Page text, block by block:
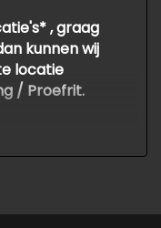
skiluik
, graag
kunnen wij
locatie
/ Proefrit.
aangeboden
voor deze